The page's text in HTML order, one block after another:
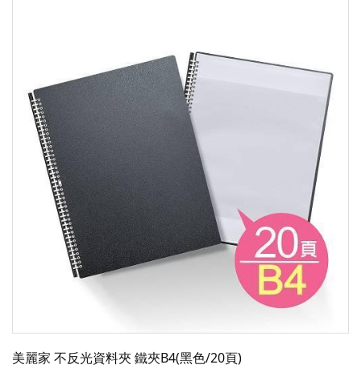
美麗家 不反光資料夾 鐵夾B4(黑色/20頁)